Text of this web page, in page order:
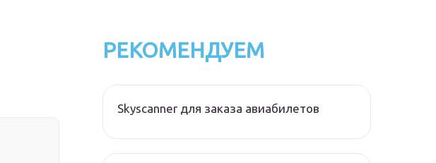
РЕКОМЕНДУЕМ
Skyscanner для заказа авиабилетов